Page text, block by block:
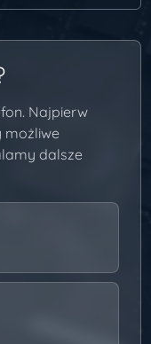
Najpierw
możliwe
dalsze